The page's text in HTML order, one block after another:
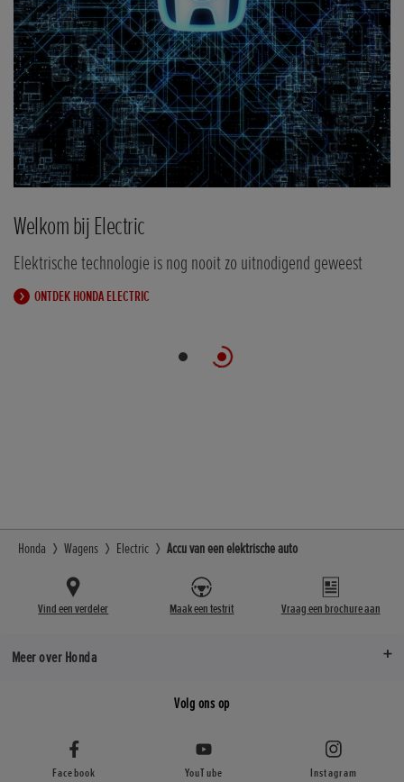
Welkom bij Electric
Elektrische technologie is nog nooit zo uitnodigend geweest
ONTDEK HONDA ELECTRIC
Honda Wagens Electric Accu van een elektrische auto
Vind een verdeler Maak een testrit Vraag een brochure aan
Meer over Honda
Volg ons op
Facebook YouTube Instagram